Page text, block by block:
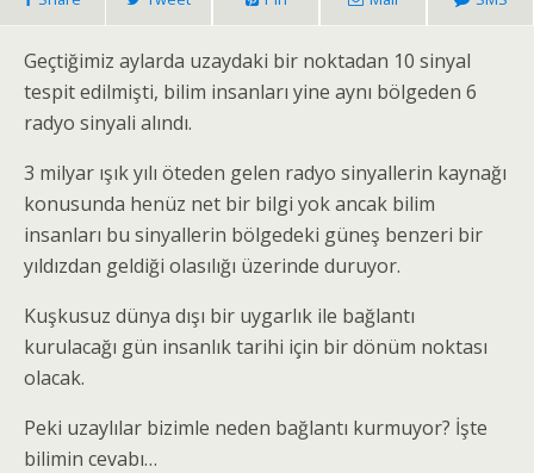
Geçtiğimiz aylarda uzaydaki bir noktadan 10 sinyal
tespit edilmişti, bilim insanları yine aynı bölgeden 6
radyo sinyali alındı.
3 milyar ışık yılı öteden gelen radyo sinyallerin kaynağı
konusunda henüz net bir bilgi yok ancak bilim
insanları bu sinyallerin bölgedeki güneş benzeri bir
yıldızdan geldiği olasılığı üzerinde duruyor.
Kuşkusuz dünya dışı bir uygarlık ile bağlantı
kurulacağı gün insanlık tarihi için bir dönüm noktası
olacak.
Peki uzaylılar bizimle neden bağlantı kurmuyor? İşte
bilimin cevabı…